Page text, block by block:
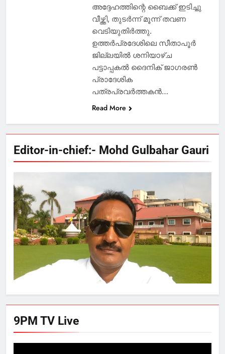
അദ്ദേഹത്തിന്റെ ബൈക്ക് ഇടിച്ചു
വീഴ്ത്തി, തുടർന്ന് മൂന്ന് തവണ
വെടിയുതിർത്തു.
ഉത്തർപ്രദേശിലെ സീതാപൂർ
ജില്ലയിൽ ശനിയാഴ്ച
പട്ടാപ്പകൽ ദൈനിക് ജാഗരൺ
പ്രാദേശിക
പത്രപ്രവർത്തകൻ…
Read More
Editor-in-chief:- Mohd Gulbahar Gauri
9PM TV Live